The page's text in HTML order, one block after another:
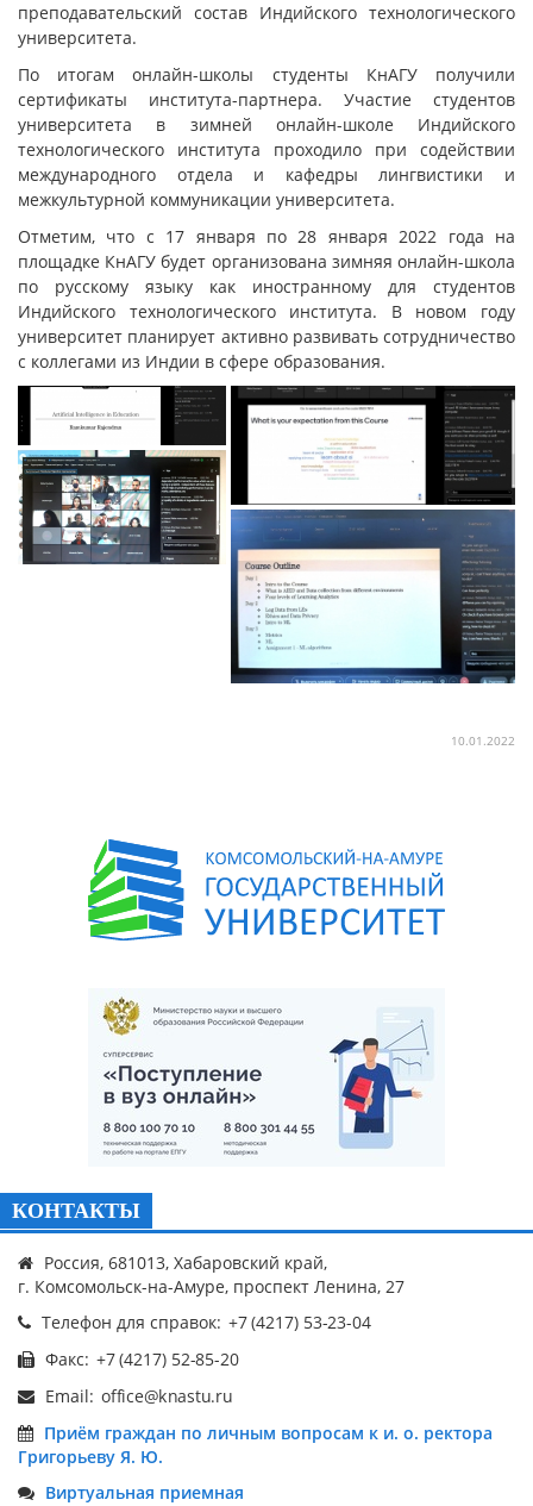
преподавательский состав Индийского технологического
университета.
По итогам онлайн-школы студенты КнАГУ получили
сертификаты института-партнера. Участие студентов
университета в зимней онлайн-школе Индийского
технологического института проходило при содействии
международного отдела и кафедры лингвистики и
межкультурной коммуникации университета.
Отметим, что с 17 января по 28 января 2022 года на
площадке КнАГУ будет организована зимняя онлайн-школа
по русскому языку как иностранному для студентов
Индийского технологического института. В новом году
университет планирует активно развивать сотрудничество
с коллегами из Индии в сфере образования.
10.01.2022
КОНТАКТЫ
Россия, 681013, Хабаровский край,
г. Комсомольск-на-Амуре, проспект Ленина, 27
Телефон для справок:
Факс:
Email:
Приём граждан по личным вопросам к и. о. ректора
Григорьеву Я. Ю.
Виртуальная приемная